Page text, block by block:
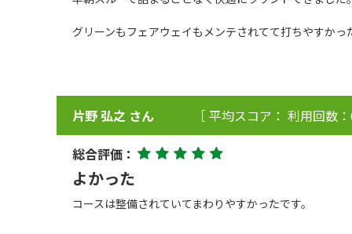
グリーンもフェアウェイもメンテされてて打ちやすかっ
片野 弘之 さん ［ 平均スコア： 利用回数：
総合評価：
よかった
コースは整備されていてまわりやすかったです。